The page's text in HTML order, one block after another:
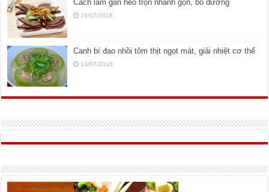
Cách làm gan heo trộn nhanh gọn, bổ dưỡng
16/07/2018
Canh bí đao nhồi tôm thịt ngọt mát, giải nhiệt cơ thể
13/07/2018